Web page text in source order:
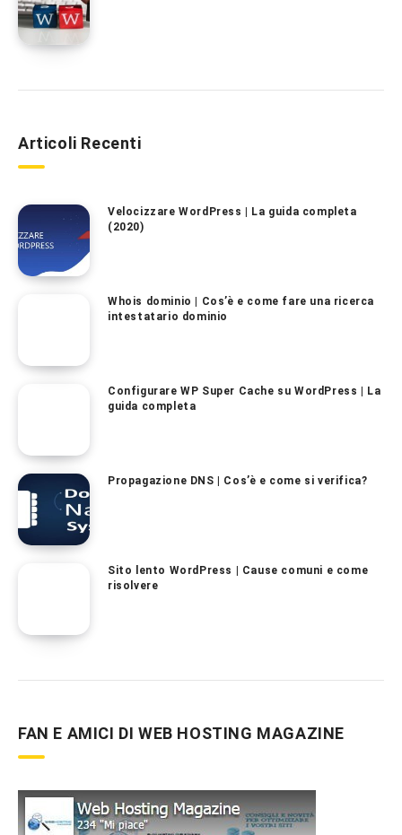
Articoli Recenti
Velocizzare WordPress | La guida completa
(2020)
Whois dominio | Cos’è e come fare una ricerca
intestatario dominio
Configurare WP Super Cache su WordPress | La
guida completa
Propagazione DNS | Cos’è e come si verifica?
Sito lento WordPress | Cause comuni e come
risolvere
FAN E AMICI DI WEB HOSTING MAGAZINE